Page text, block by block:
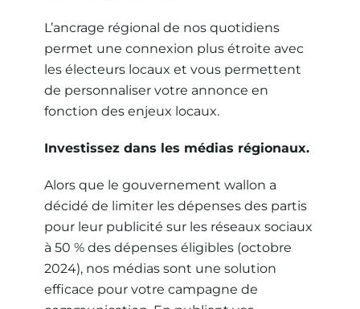
L’ancrage régional de nos quotidiens
permet une connexion plus étroite avec
les électeurs locaux et vous permettent
de personnaliser votre annonce en
fonction des enjeux locaux.
Investissez dans les médias régionaux.
Alors que le gouvernement wallon a
décidé de limiter les dépenses des partis
pour leur publicité sur les réseaux sociaux
à 50 % des dépenses éligibles (octobre
2024), nos médias sont une solution
efficace pour votre campagne de